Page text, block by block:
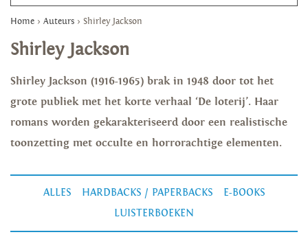
Home > Auteurs > Shirley Jackson
Shirley Jackson
Shirley Jackson (1916-1965) brak in 1948 door tot het
grote publiek met het korte verhaal ‘De loterij’. Haar
romans worden gekarakteriseerd door een realistische
toonzetting met occulte en horrorachtige elementen.
ALLES HARDBACKS / PAPERBACKS
E-BOOKS
LUISTERBOEKEN